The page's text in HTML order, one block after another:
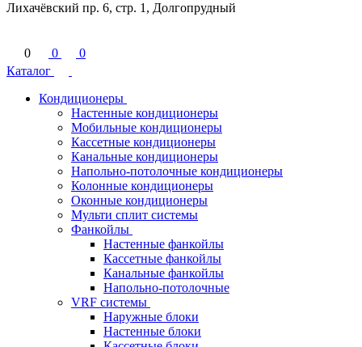
Лихачёвский пр. 6, стр. 1, Долгопрудный
0 0
0
Каталог
Кондиционеры
Настенные кондиционеры
Мобильные кондиционеры
Кассетные кондиционеры
Канальные кондиционеры
Напольно-потолочные кондиционеры
Колонные кондиционеры
Оконные кондиционеры
Мульти сплит системы
Фанкойлы
Настенные фанкойлы
Кассетные фанкойлы
Канальные фанкойлы
Напольно-потолочные
VRF системы
Наружные блоки
Настенные блоки